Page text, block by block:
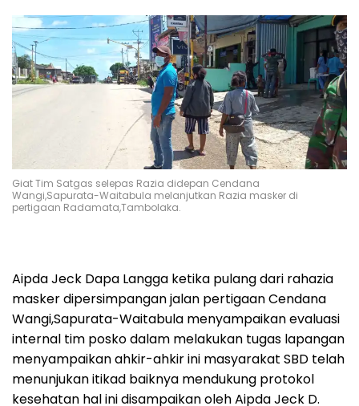
Giat Tim Satgas selepas Razia didepan Cendana
Wangi,Sapurata-Waitabula melanjutkan Razia masker di
pertigaan Radamata,Tambolaka.
Aipda Jeck Dapa Langga ketika pulang dari rahazia
masker dipersimpangan jalan pertigaan Cendana
Wangi,Sapurata-Waitabula menyampaikan evaluasi
internal tim posko dalam melakukan tugas lapangan
menyampaikan ahkir-ahkir ini masyarakat SBD telah
menunjukan itikad baiknya mendukung protokol
kesehatan hal ini disampaikan oleh Aipda Jeck D.